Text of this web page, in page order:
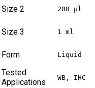
Size 2 200 µl
Size 3 1 ml
Form Liquid
Tested
Applications
WB, IHC